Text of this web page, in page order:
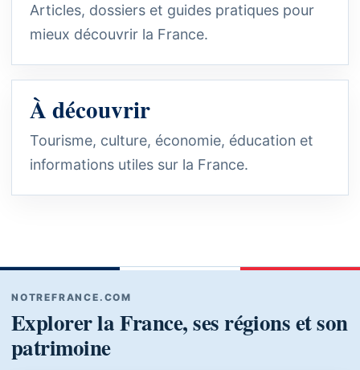
Articles, dossiers et guides pratiques pour
mieux découvrir la France.
À découvrir
Tourisme, culture, économie, éducation et
informations utiles sur la France.
NOTREFRANCE.COM
Explorer la France, ses régions et son
patrimoine